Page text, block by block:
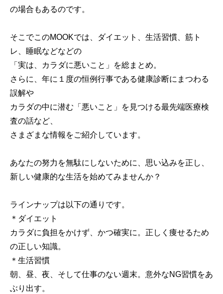
の場合もあるのです。
そこでこのMOOKでは、ダイエット、生活習慣、筋ト
レ、睡眠などなどの
「実は、カラダに悪いこと」を総まとめ。
さらに、年に１度の恒例行事である健康診断にまつわる
誤解や
カラダの中に潜む「悪いこと」を見つける最先端医療検
査の話など、
さまざまな情報をご紹介しています。
あなたの努力を無駄にしないために、思い込みを正し、
新しい健康的な生活を始めてみませんか？
ラインナップは以下の通りです。
＊ダイエット
カラダに負担をかけず、かつ確実に。正しく痩せるため
の正しい知識。
＊生活習慣
朝、昼、夜、そして仕事のない週末。意外なNG習慣をあ
ぶり出す。